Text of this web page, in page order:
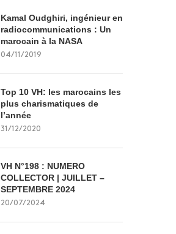
Kamal Oudghiri, ingénieur en
radiocommunications : Un
marocain à la NASA
04/11/2019
Top 10 VH: les marocains les
plus charismatiques de
l’année
31/12/2020
VH N°198 : NUMERO
COLLECTOR | JUILLET –
SEPTEMBRE 2024
20/07/2024